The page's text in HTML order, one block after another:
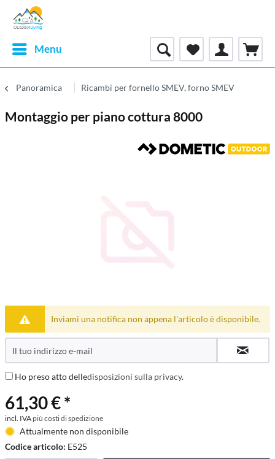
Menu
Panoramica Ricambi per fornello SMEV, forno SMEV
Montaggio per piano cottura 8000
Inviami una notifica non appena l'articolo è disponibile.
Ho preso atto delledisposizioni sulla privacy.
61,30 € *
incl. IVA più costi di spedizione
Attualmente non disponibile
Codice articolo: E525